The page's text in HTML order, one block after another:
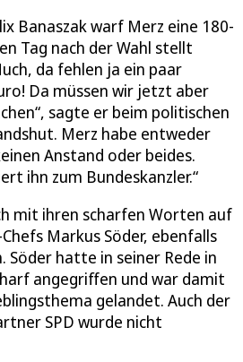
Banaszak warf Merz eine 180-
Tag nach der Wahl stellt
da fehlen ja ein paar
Da müssen wir jetzt aber
sagte er beim politischen
Merz habe entweder
Anstand oder beides.
ihn zum Bundeskanzler.“
mit ihren scharfen Worten auf
Markus Söder, ebenfalls
hatte in seiner Rede in
angegriffen und war damit
gelandet. Auch der
SPD wurde nicht